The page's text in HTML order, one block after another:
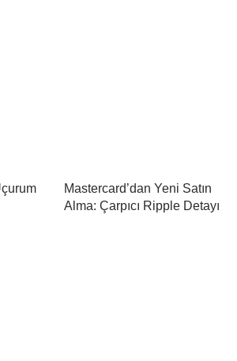
Mastercard’dan Yeni Satın
Alma: Çarpıcı Ripple Detayı